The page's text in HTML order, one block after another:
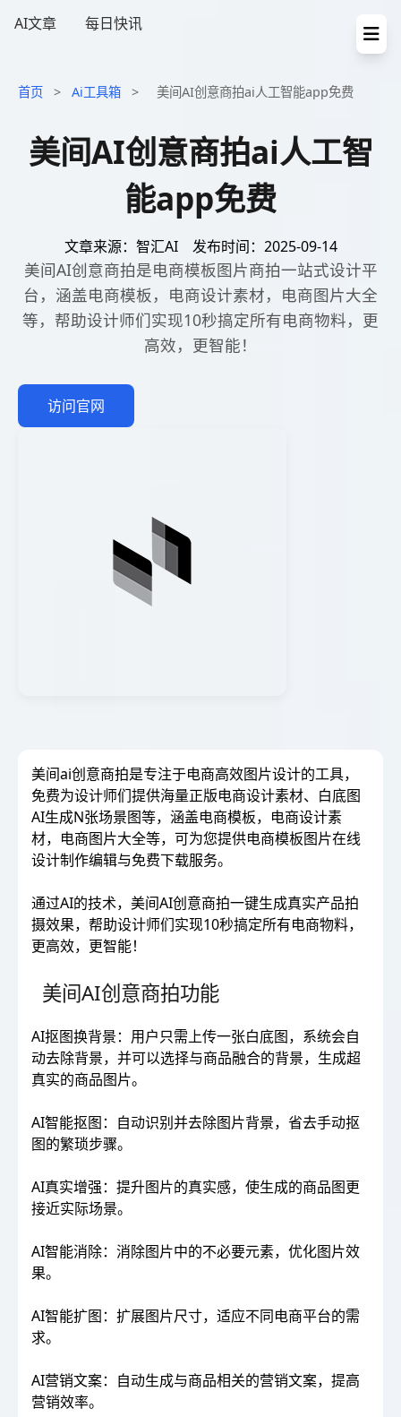
AI文章 每日快讯
首页 > Ai工具箱 > 美间AI创意商拍ai人工智能app免费
美间AI创意商拍ai人工智
能app免费
文章来源：智汇AI 发布时间：2025-09-14
美间AI创意商拍是电商模板图片商拍一站式设计平
台，涵盖电商模板，电商设计素材，电商图片大全
等，帮助设计师们实现10秒搞定所有电商物料，更
高效，更智能！
访问官网
美间ai创意商拍是专注于电商高效图片设计的工具，
免费为设计师们提供海量正版电商设计素材、白底图
AI生成N张场景图等，涵盖电商模板，电商设计素
材，电商图片大全等，可为您提供电商模板图片在线
设计制作编辑与免费下载服务。
通过AI的技术，美间AI创意商拍一键生成真实产品拍
摄效果，帮助设计师们实现10秒搞定所有电商物料，
更高效，更智能！
美间AI创意商拍功能
AI抠图换背景：用户只需上传一张白底图，系统会自
动去除背景，并可以选择与商品融合的背景，生成超
真实的商品图片。
AI智能抠图：自动识别并去除图片背景，省去手动抠
图的繁琐步骤。
AI真实增强：提升图片的真实感，使生成的商品图更
接近实际场景。
AI智能消除：消除图片中的不必要元素，优化图片效
果。
AI智能扩图：扩展图片尺寸，适应不同电商平台的需
求。
AI营销文案：自动生成与商品相关的营销文案，提高
营销效率。